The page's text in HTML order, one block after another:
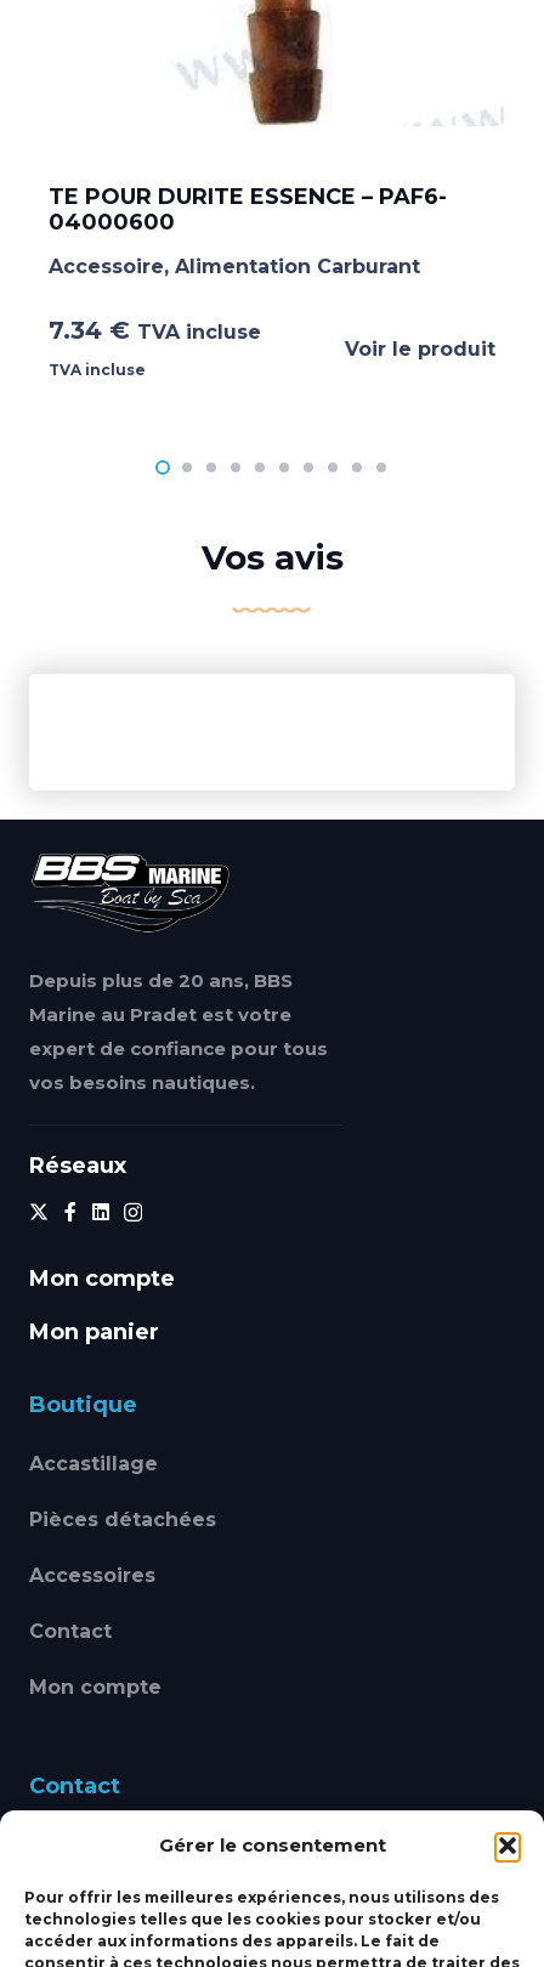
Gérer le consentement
Pour offrir les meilleures expériences, nous utilisons des
technologies telles que les cookies pour stocker et/ou
accéder aux informations des appareils. Le fait de
consentir à ces technologies nous permettra de traiter des
TE POUR DURITE ESSENCE – PAF6-
04000600
Accessoire, Alimentation Carburant
7.34 € TVA incluse
TVA incluse
Voir le produit
Vos avis
Depuis plus de 20 ans, BBS
Marine au Pradet est votre
expert de confiance pour tous
vos besoins nautiques.
Réseaux
Mon compte
Mon panier
Boutique
Accastillage
Pièces détachées
Accessoires
Contact
Mon compte
Contact
460 Avenue Alain Le
bbsmarine@bbs-